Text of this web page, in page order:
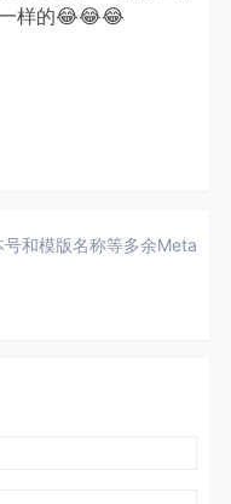
样的😂😂😂
和模版名称等多余Meta